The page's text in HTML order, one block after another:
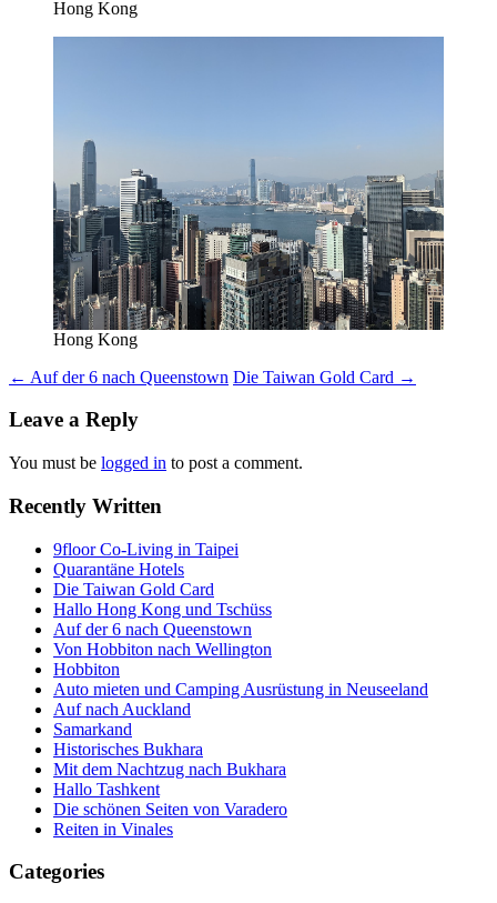
Hong Kong
Hong Kong
Post
navigation
← Auf der 6 nach Queenstown Die Taiwan Gold Card →
Leave a Reply
You must be logged in to post a comment.
Recently Written
9floor Co-Living in Taipei
Quarantäne Hotels
Die Taiwan Gold Card
Hallo Hong Kong und Tschüss
Auf der 6 nach Queenstown
Von Hobbiton nach Wellington
Hobbiton
Auto mieten und Camping Ausrüstung in Neuseeland
Auf nach Auckland
Samarkand
Historisches Bukhara
Mit dem Nachtzug nach Bukhara
Hallo Tashkent
Die schönen Seiten von Varadero
Reiten in Vinales
Categories